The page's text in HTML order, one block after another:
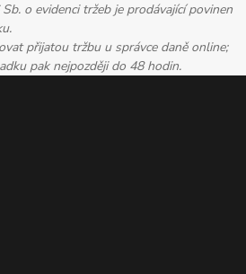
o evidenci tržeb je prodávající povinen
přijatou tržbu u správce daně online;
pak nejpozději do 48 hodin.